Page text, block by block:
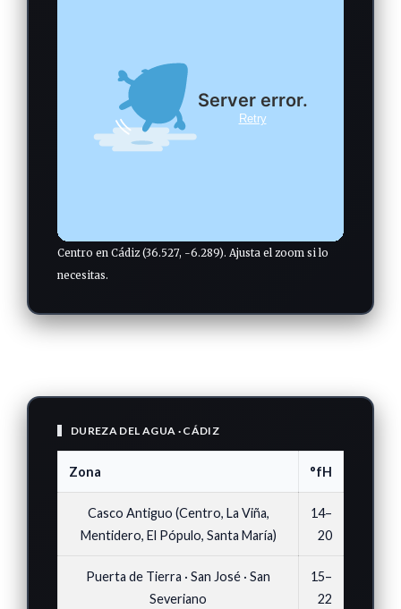
Centro en Cádiz (36.527, -6.289). Ajusta el zoom si lo
necesitas.
DUREZA DEL AGUA · CÁDIZ
Zona °fH
Casco Antiguo (Centro, La Viña,
Mentidero, El Pópulo, Santa María)
14–
20
Puerta de Tierra · San José · San
Severiano
15–
22